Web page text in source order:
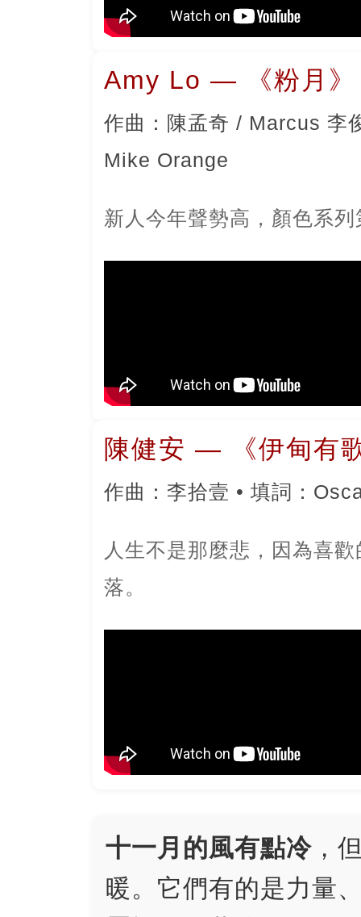
Amy Lo — 《粉月》
作曲：陳孟奇 / Marcus 李
Mike Orange
新人今年聲勢高，顏色系
陳健安 — 《伊甸有
作曲：李拾壹 • 填詞：
人生不是那麼悲，因為喜
落。
十一月的風有點冷 ，
暖。它們有的是力量